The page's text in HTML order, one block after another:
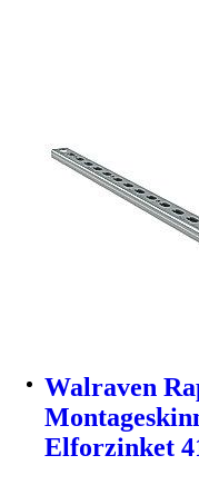
Walraven
Elforzinket